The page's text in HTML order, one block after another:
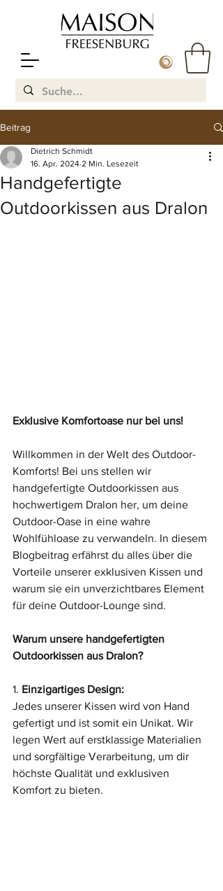
Beitrag
Handgefertigte
Outdoorkissen aus Dralon
Dietrich Schmidt
16. Apr. 2024 2 Min. Lesezeit
Exklusive Komfortoase nur bei uns!
Willkommen in der Welt des Outdoor-
Komforts! Bei uns stellen wir
handgefertigte Outdoorkissen aus
hochwertigem Dralon her, um deine
Outdoor-Oase in eine wahre
Wohlfühloase zu verwandeln. In diesem
Blogbeitrag erfährst du alles über die
Vorteile unserer exklusiven Kissen und
warum sie ein unverzichtbares Element
für deine Outdoor-Lounge sind.
Warum unsere handgefertigten
Outdoorkissen aus Dralon?
1. Einzigartiges Design:
Jedes unserer Kissen wird von Hand
gefertigt und ist somit ein Unikat. Wir
legen Wert auf erstklassige Materialien
und sorgfältige Verarbeitung, um dir
höchste Qualität und exklusiven
Komfort zu bieten.